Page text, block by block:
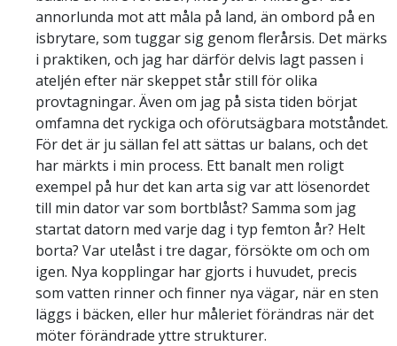
annorlunda mot att måla på land, än ombord på en
isbrytare, som tuggar sig genom flerårsis. Det märks
i praktiken, och jag har därför delvis lagt passen i
ateljén efter när skeppet står still för olika
provtagningar. Även om jag på sista tiden börjat
omfamna det ryckiga och oförutsägbara motståndet.
För det är ju sällan fel att sättas ur balans, och det
har märkts i min process. Ett banalt men roligt
exempel på hur det kan arta sig var att lösenordet
till min dator var som bortblåst? Samma som jag
startat datorn med varje dag i typ femton år? Helt
borta? Var utelåst i tre dagar, försökte om och om
igen. Nya kopplingar har gjorts i huvudet, precis
som vatten rinner och finner nya vägar, när en sten
läggs i bäcken, eller hur måleriet förändras när det
möter förändrade yttre strukturer.